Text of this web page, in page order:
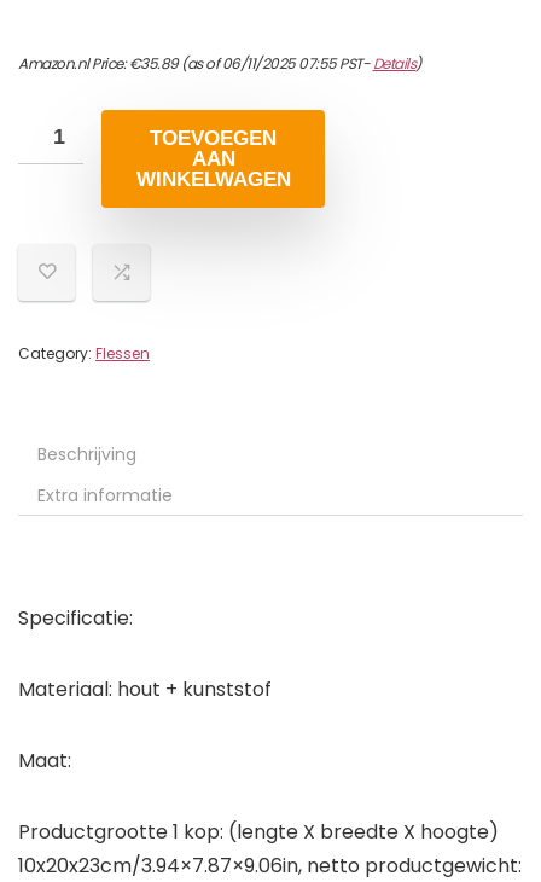
Amazon.nl Price:€35.89(as of 06/11/2025 07:55 PST-Details)
TOEVOEGEN
AAN
WINKELWAGEN
Category: Flessen
Beschrijving
Extra informatie
Specificatie:
Materiaal: hout + kunststof
Maat:
Productgrootte 1 kop: (lengte X breedte X hoogte)
10x20x23cm/3.94×7.87×9.06in, netto productgewicht: